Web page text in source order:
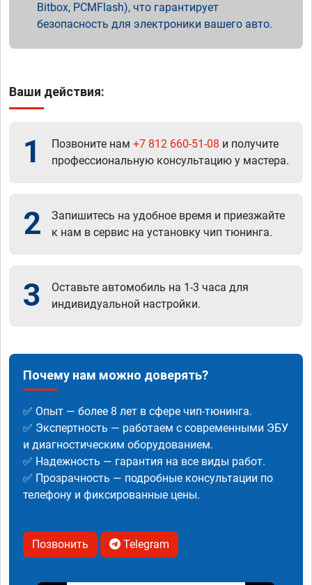
Bitbox, PCMFlash), что гарантирует
безопасность для электроники вашего авто.
Ваши действия:
1 Позвоните нам +7 812 660-51-08 и получите
профессиональную консультацию у мастера.
2
Запишитесь на удобное время и приезжайте
к нам в сервис на установку чип тюнинга.
3
Оставьте автомобиль на 1-3 часа для
индивидуальной настройки.
Почему нам можно доверять?
✅ Опыт — более 8 лет в сфере чип-тюнинга.
✅ Экспертность — работаем с современными ЭБУ
и диагностическим оборудованием.
✅ Надежность — гарантия на все виды работ.
✅ Прозрачность — подробные консультации по
телефону и фиксированные цены.
Позвонить Telegram